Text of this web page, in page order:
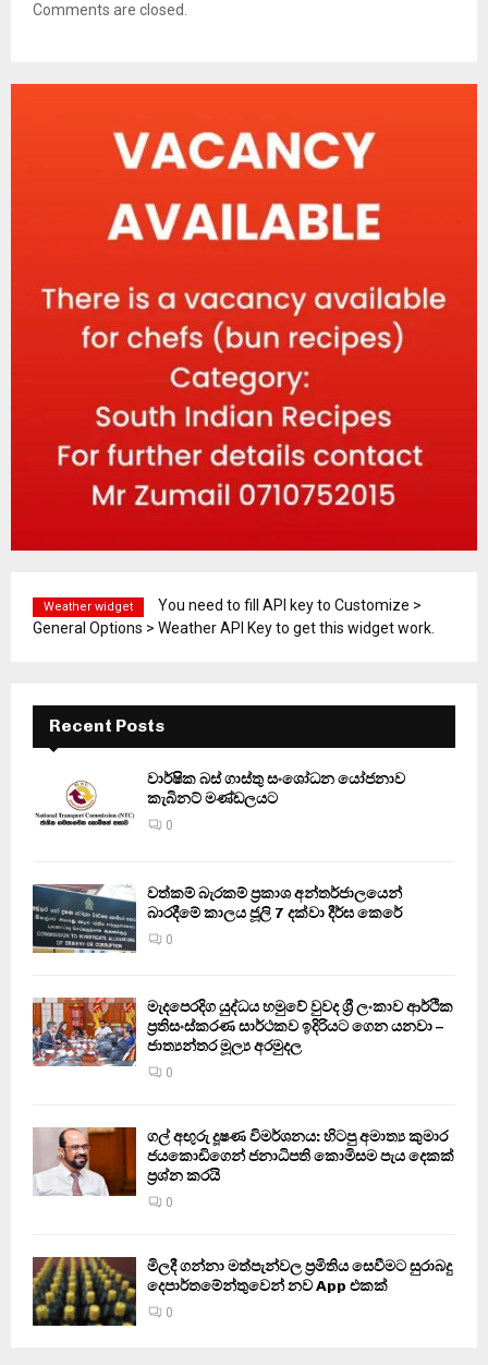
Comments are closed.
Weather widget
You need to fill API key to Customize >
General Options > Weather API Key to get this widget work.
Recent Posts
වාර්ෂික බස් ගාස්තු සංශෝධන යෝජනාව
කැබිනට් මණ්ඩලයට
0
වත්කම් බැරකම් ප්‍රකාශ අන්තර්ජාලයෙන්
බාරදීමේ කාලය ජූලි 7 දක්වා දීර්ඝ කෙරේ
0
මැදපෙරදිග යුද්ධය හමුවේ වුවද ශ්‍රී ලංකාව ආර්ථික
ප්‍රතිසංස්කරණ සාර්ථකව ඉදිරියට ගෙන යනවා –
ජාත්‍යන්තර මූල්‍ය අරමුදල
0
ගල් අඟුරු දූෂණ විමර්ශනය: හිටපු අමාත්‍ය කුමාර
ජයකොඩිගෙන් ජනාධිපති කොමිසම පැය දෙකක්
ප්‍රශ්න කරයි
0
මිලදී ගන්නා මත්පැන්වල ප්‍රමිතිය සෙවීමට සුරාබදු
දෙපාර්තමේන්තුවෙන් නව App එකක්
0